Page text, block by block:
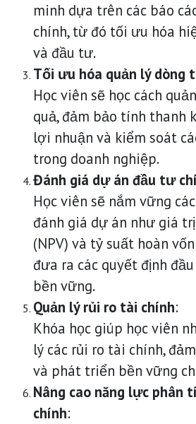
minh dựa trên các báo
chính, từ đó tối ưu hóa
và đầu tư.
Tối ưu hóa quản lý dòng
Học viên sẽ học cách
quả, đảm bảo tính thanh
lợi nhuận và kiểm soát
trong doanh nghiệp.
Đánh giá dự án đầu tư
Học viên sẽ nắm vững
đánh giá dự án như giá
(NPV) và tỷ suất hoàn
đưa ra các quyết định
bền vững.
Quản lý rủi ro tài chính:
Khóa học giúp học viên
lý các rủi ro tài chính,
và phát triển bền vững
Nâng cao năng lực phân
chính: